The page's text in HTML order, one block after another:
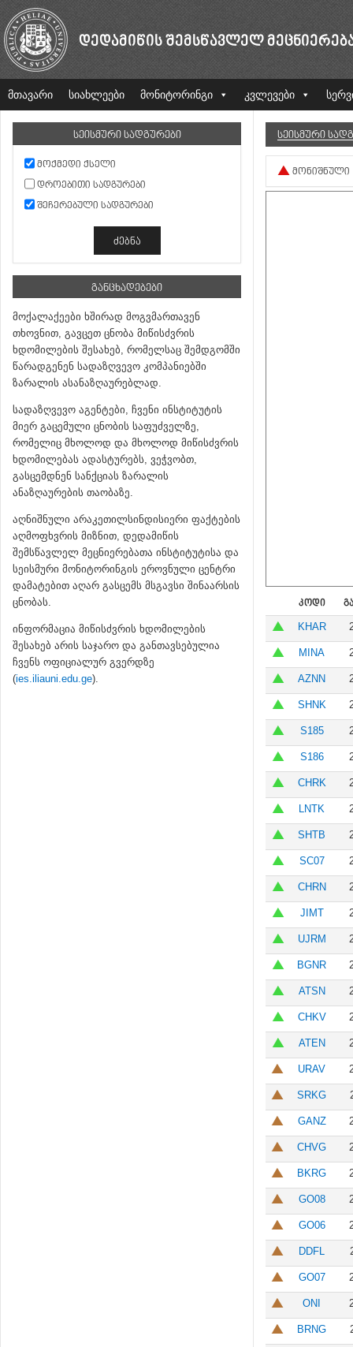
ᲓᲔᲓᲐᲛᲘᲬᲘᲡ ᲨᲔᲛᲡᲬᲐᲕᲚᲔᲚ
მთავარი სიახლეები მონიტორინგი კვლევები
ᲡᲔᲘᲡᲛᲣᲠᲘ ᲡᲐᲓᲒᲣᲠᲔᲑᲘ
ᲛᲝᲥᲛᲔᲓᲘ ᲥᲡᲔᲚᲘ
ᲓᲠᲝᲔᲑᲘᲗᲘ ᲡᲐᲓᲒᲣᲠᲔᲑᲘ
ᲨᲔᲩᲔᲠᲔᲑᲣᲚᲘ ᲡᲐᲓᲒᲣᲠᲔᲑᲘ
ᲒᲐᲜᲪᲮᲐᲓᲔᲑᲔᲑᲘ
მოქალაქეები ხშირად მოგვმართავენ
თხოვნით, გავცეთ ცნობა მიწისძვრის
ხდომილების შესახებ, რომელსაც შემდგომში
წარადგენენ სადაზღვევო კომპანიებში
ზარალის ასანაზღაურებლად.
სადაზღვევო აგენტები, ჩვენი ინსტიტუტის
მიერ გაცემული ცნობის საფუძველზე,
რომელიც მხოლოდ და მხოლოდ მიწისძვრის
ხდომილებას ადასტურებს, ვეჭვობთ,
გასცემდნენ სანქციას ზარალის
ანაზღაურების თაობაზე.
აღნიშნული არაკეთილსინდისიერი ფაქტების
აღმოფხვრის მიზნით, დედამიწის
შემსწავლელ მეცნიერებათა ინსტიტუტისა და
სეისმური მონიტორინგის ეროვნული ცენტრი
დამატებით აღარ გასცემს მსგავსი შინაარსის
ცნობას.
ინფორმაცია მიწისძვრის ხდომილების
შესახებ არის საჯარო და განთავსებულია
ჩვენს ოფიციალურ გვერდზე
(ies.iliauni.edu.ge).
ᲡᲔᲘᲡᲛᲣᲠᲘ
ᲛᲝᲜᲘᲨᲜᲣᲚᲘ
ᲙᲝᲓᲘ
KHAR
MINA
AZNN
SHNK
S185
S186
CHRK
LNTK
SHTB
SC07
CHRN
JIMT
UJRM
BGNR
ATSN
CHKV
ATEN
URAV
SRKG
GANZ
CHVG
BKRG
GO08
GO06
DDFL
GO07
ONI
BRNG